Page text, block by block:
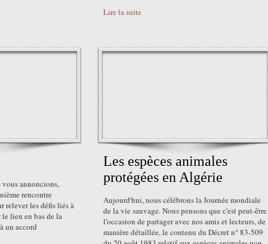
Lire la suite
vous annoncions,
rencontre
relever les défis liés à
lien en bas de la
un accord
Les espèces animales
protégées en Algérie
Aujourd'hui, nous célébrons la Journée mondiale
de la vie sauvage. Nous pensons que c'est peut-être
l'occasion de partager avec nos amis et lecteurs, de
manière détaillée, le contenu du Décret n° 83-509